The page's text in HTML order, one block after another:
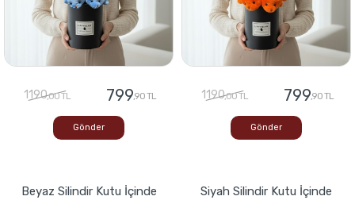
1190,00 TL 799,90 TL
Gönder
1190,00 TL 799,90 TL
Gönder
Beyaz Silindir Kutu İçinde
Siyah Silindir Kutu İçinde